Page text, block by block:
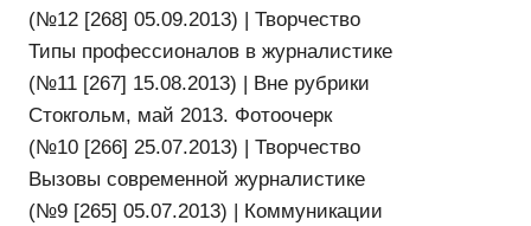
(№12 [268] 05.09.2013) | Творчество
Типы профессионалов в журналистике
(№11 [267] 15.08.2013) | Вне рубрики
Стокгольм, май 2013. Фотоочерк
(№10 [266] 25.07.2013) | Творчество
Вызовы современной журналистике
(№9 [265] 05.07.2013) | Коммуникации